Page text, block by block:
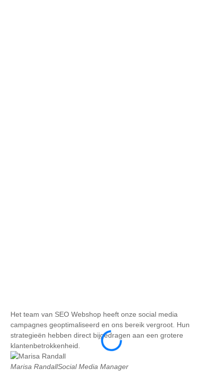
Het team van SEO Webshop heeft onze social media
campagnes geoptimaliseerd en ons bereik vergroot. Hun
strategieën hebben direct bijgedragen aan een grotere
klantenbetrokkenheid.
Marisa RandallSocial Media Manager